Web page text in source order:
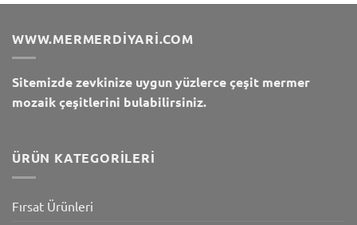
WWW.MERMERDIYARI.COM
Sitemizde zevkinize uygun yüzlerce çeşit mermer
mozaik çeşitlerini bulabilirsiniz.
ÜRÜN KATEGORILERI
Fırsat Ürünleri